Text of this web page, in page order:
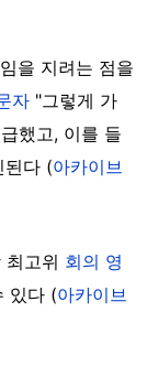
을 지려는 점을
자 "그렇게 가
했고, 이를 들
된다 (아카이브
고위 회의 영
있다 (아카이브